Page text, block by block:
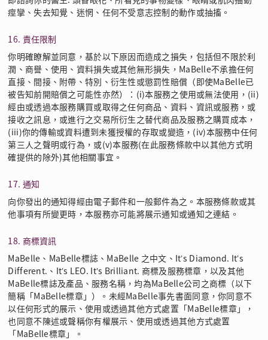
痙攣、失去知覺、迷惘、任何不受意志控制的動作或抽搐。
16. 責任限制
你明確瞭解並同意，基於以下原因而造成之損失，包括但不限於利
潤、商譽、使用、資料損失或其他無形損失，MaBelle不承擔任何
直接、間接、附帶、特別、衍生性或懲罰性賠償（即使MaBelle已
被告知前開賠償之可能性亦然）：(i)本服務之使用或無法使用，(ii)
經由或透過本服務購買或取得之任何商品、資料、資訊或服務，或
接收之訊息，或進行之交易所衍生之替代商品及服務之購買成本，
(iii)你的傳輸或資料遭到未獲授權的存取或變造，(iv)本服務中任何
第三人之聲明或行為，或(v)本服務(在此服務條款中以其他方式明
確提供的除外)其他相關事宜。
17. 通知
向你發出的通知得經由電子郵件和一般郵件為之。本服務條款或其
他事項有所變更時，本服務亦可能將展示通知或通知之連結。
18. 商標資訊
MaBelle、MaBelle標誌、MaBelle 之中文、It’s Diamond. It’s
Different.、It’s LEO. It’s Brilliant. 商標及服務標章，以及其他
MaBelle標誌及產品、服務名稱，均為MaBelle公司之商標（以下
簡稱「MaBelle標章」）。未經MaBelle事先書面同意，你同意不
以任何形式的展示、使用或透過其他方式處置「MaBelle標章」，
也同意不陳述或聲稱你有權展示、使用或透過其他方式處置
「MaBelle標章」。